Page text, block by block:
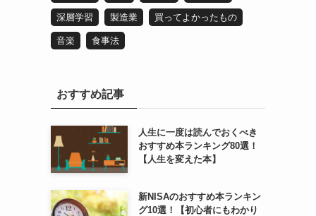
深層学習 製造業 買ってよかったもの
音楽 食事法
おすすめ記事
人生に一度は読んでおくべき
おすすめ本ランキング80選！
【人生を変えた本】
新NISAのおすすめ本ランキン
グ10選！【初心者にもわかり